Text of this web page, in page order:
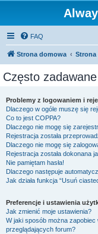
FAQ
Strona domowa Strona
Często
Problemy z logowaniem i
Dlaczego w ogóle muszę się
Co to jest COPPA?
Dlaczego nie mogę się
Rejestracja została
Dlaczego nie mogę się
Rejestracja została dokonana
Nie pamiętam hasła!
Dlaczego następuje
Jak działa funkcja “Usuń
Preferencje i ustawienia
Jak zmienić moje ustawienia?
W jaki sposób można
przeglądających forum?